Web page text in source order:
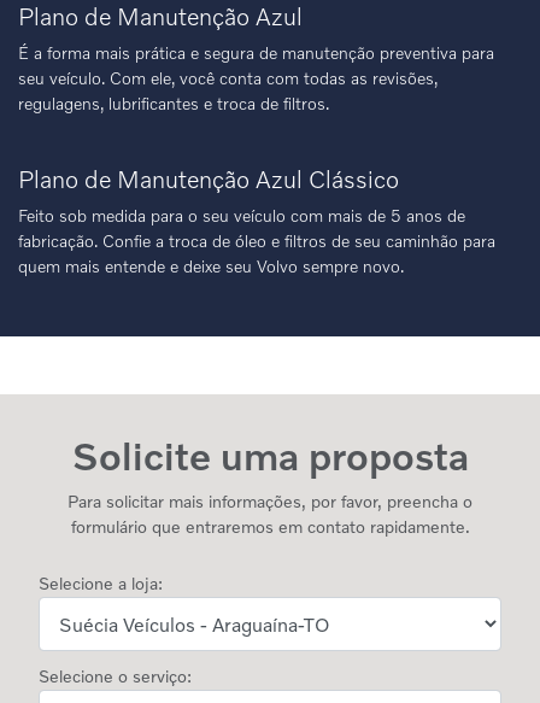
Plano de Manutenção Azul
É a forma mais prática e segura de manutenção preventiva para
seu veículo. Com ele, você conta com todas as revisões,
regulagens, lubrificantes e troca de filtros.
Plano de Manutenção Azul Clássico
Feito sob medida para o seu veículo com mais de 5 anos de
fabricação. Confie a troca de óleo e filtros de seu caminhão para
quem mais entende e deixe seu Volvo sempre novo.
Solicite uma proposta
Para solicitar mais informações, por favor, preencha o
formulário que entraremos em contato rapidamente.
Selecione a loja:
Selecione o serviço: